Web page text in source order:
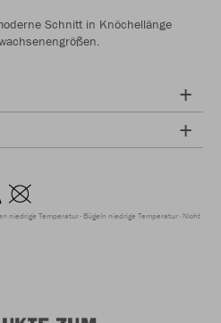
Schnitt in Knöchellänge
niedrige Temperatur Bügeln niedrige Temperatur Nicht